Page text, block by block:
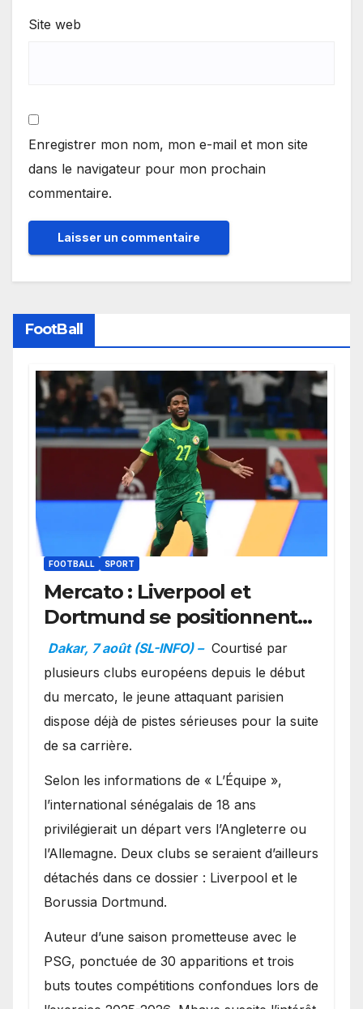
Site web
Enregistrer mon nom, mon e-mail et mon site
dans le navigateur pour mon prochain
commentaire.
FootBall
FOOTBALL SPORT
Mercato : Liverpool et
Dortmund se positionnent
en favoris pour recruter
Ibrahim Mbaye
Dakar, 7 août (SL-INFO) – Courtisé par
plusieurs clubs européens depuis le début
du mercato, le jeune attaquant parisien
dispose déjà de pistes sérieuses pour la suite
de sa carrière.
Selon les informations de « L’Équipe »,
l’international sénégalais de 18 ans
privilégierait un départ vers l’Angleterre ou
l’Allemagne. Deux clubs se seraient d’ailleurs
détachés dans ce dossier : Liverpool et le
Borussia Dortmund.
Auteur d’une saison prometteuse avec le
PSG, ponctuée de 30 apparitions et trois
buts toutes compétitions confondues lors de